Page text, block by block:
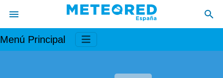
Menú Principal